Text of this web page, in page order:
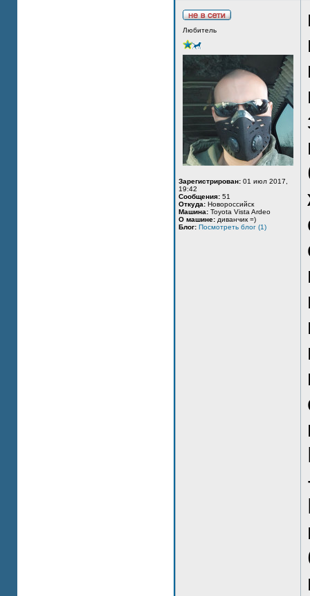
Любитель
Зарегистрирован: 01 июл 2017,
19:42
Сообщения: 51
Откуда: Новороссийск
Машина: Toyota Vista Ardeo
О машине: диванчик =)
Блог: Посмотреть блог (1)